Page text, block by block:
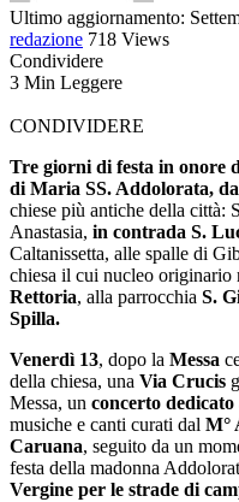
Ultimo aggiornamento:
redazione 718 Views
Condividere
3 Min Leggere
CONDIVIDERE
Tre giorni di festa in onore
di Maria SS. Addolorata,
chiese più antiche della città:
Anastasia, in contrada S.
Caltanissetta, alle spalle di
chiesa il cui nucleo originario
Rettoria, alla parrocchia S.
Spilla.
Venerdì 13, dopo la Messa
della chiesa, una Via Crucis
Messa, un concerto
musiche e canti curati dal M°
Caruana, seguito da un
festa della madonna
Vergine per le strade di